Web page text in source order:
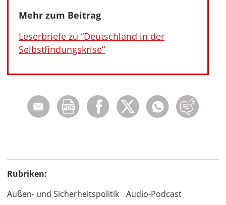
Mehr zum Beitrag
Leserbriefe zu “Deutschland in der
Selbstfindungskrise”
Rubriken:
Außen- und Sicherheitspolitik
Audio-Podcast